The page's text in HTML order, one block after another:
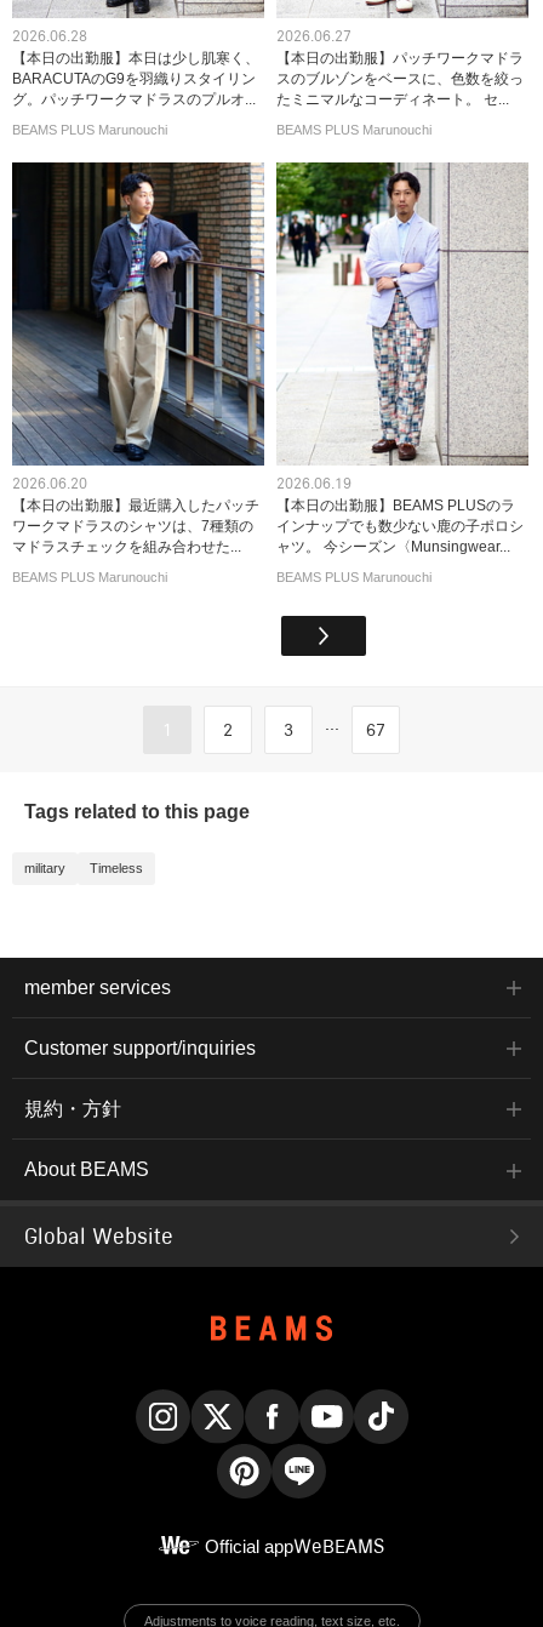
2026.06.28
【本日の出勤服】本日は少し肌寒く、
BARACUTAのG9を羽織りスタイリン
グ。パッチワークマドラスのプルオ...
BEAMS PLUS Marunouchi
2026.06.27
【本日の出勤服】パッチワークマドラ
スのブルゾンをベースに、色数を絞っ
たミニマルなコーディネート。 セ...
BEAMS PLUS Marunouchi
2026.06.20
【本日の出勤服】最近購入したパッチ
ワークマドラスのシャツは、7種類の
マドラスチェックを組み合わせた...
BEAMS PLUS Marunouchi
2026.06.19
【本日の出勤服】BEAMS PLUSのラ
インナップでも数少ない鹿の子ポロシ
ャツ。 今シーズン〈Munsingwear...
BEAMS PLUS Marunouchi
1 2 3 ... 67
Tags related to this page
military Timeless
member services
Customer support/inquiries
規約・方針
About BEAMS
Global Website
Official appWeBEAMS
Adjustments to voice reading, text size, etc.